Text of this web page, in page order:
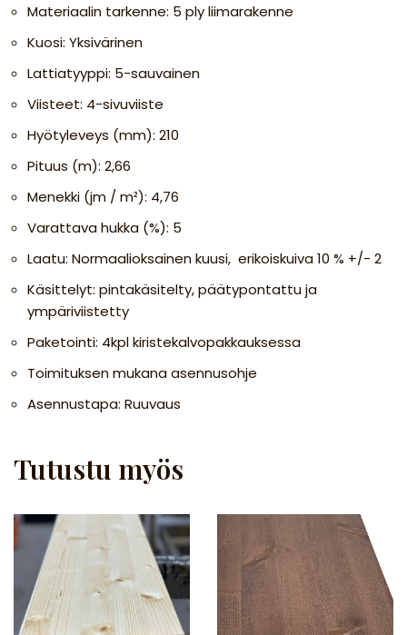
Materiaalin tarkenne: 5 ply liimarakenne
Kuosi: Yksivärinen
Lattiatyyppi: 5-sauvainen
Viisteet: 4-sivuviiste
Hyötyleveys (mm): 210
Pituus (m): 2,66
Menekki (jm / m²): 4,76
Varattava hukka (%): 5
Laatu: Normaalioksainen kuusi, erikoiskuiva 10 % +/- 2
Käsittelyt: pintakäsitelty, päätypontattu ja
ympäriviistetty
Paketointi: 4kpl kiristekalvopakkauksessa
Toimituksen mukana asennusohje
Asennustapa: Ruuvaus
Tutustu myös